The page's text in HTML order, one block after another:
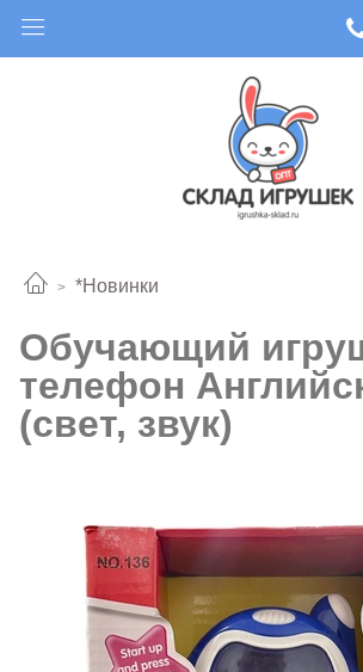
*Новинки
Обучающий
телефон
(свет, звук)